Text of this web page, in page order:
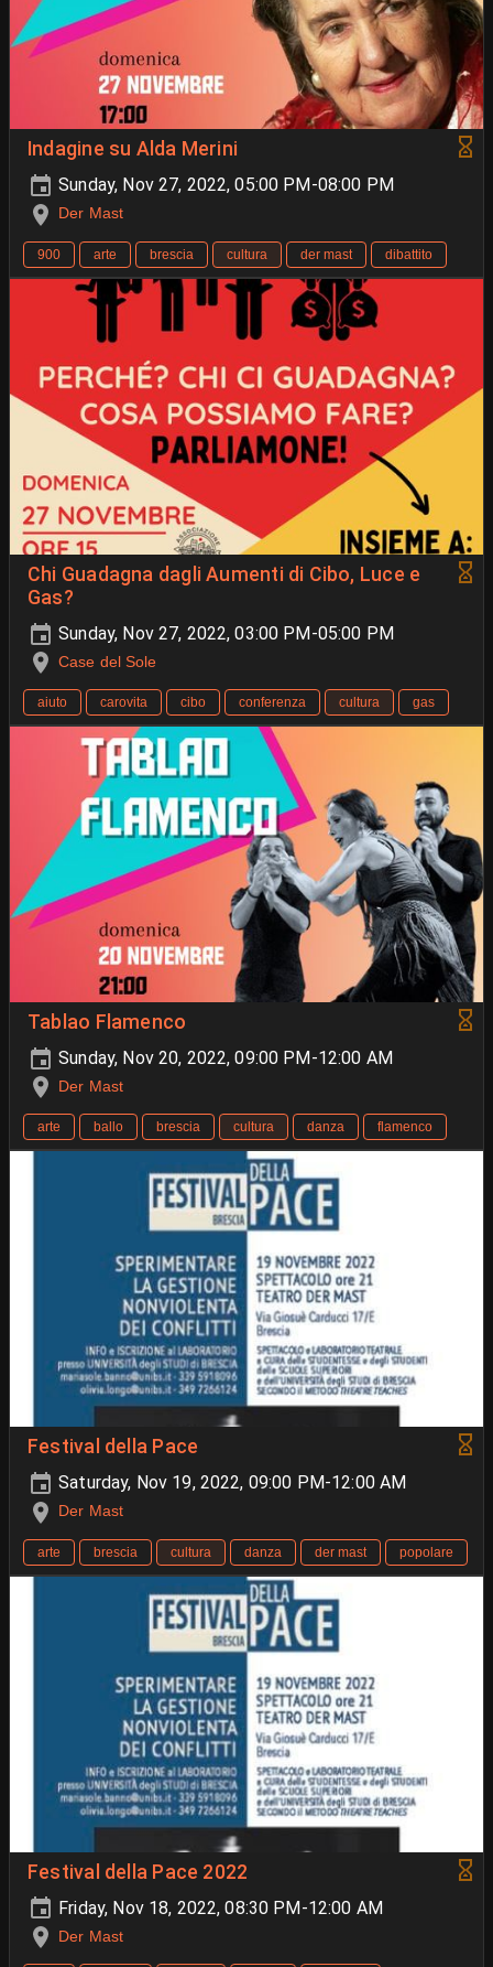
Indagine su Alda Merini
Sunday, Nov 27, 2022, 05:00 PM-08:00 PM
Der Mast
900 arte brescia cultura der mast dibattito
Chi Guadagna dagli Aumenti di Cibo, Luce e
Gas?
Sunday, Nov 27, 2022, 03:00 PM-05:00 PM
Case del Sole
aiuto carovita cibo conferenza cultura gas
Tablao Flamenco
Sunday, Nov 20, 2022, 09:00 PM-12:00 AM
Der Mast
arte ballo brescia cultura danza flamenco
Festival della Pace
Saturday, Nov 19, 2022, 09:00 PM-12:00 AM
Der Mast
arte brescia cultura danza der mast popolare
Festival della Pace 2022
Friday, Nov 18, 2022, 08:30 PM-12:00 AM
Der Mast